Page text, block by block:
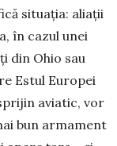
situația: aliații
în cazul unei
din Ohio sau
Estul Europei
aviatic, vor
bun armament